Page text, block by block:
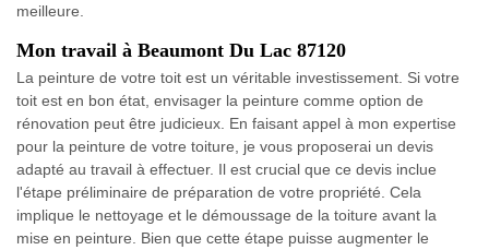
meilleure.
Mon travail à Beaumont Du Lac 87120
La peinture de votre toit est un véritable investissement. Si votre
toit est en bon état, envisager la peinture comme option de
rénovation peut être judicieux. En faisant appel à mon expertise
pour la peinture de votre toiture, je vous proposerai un devis
adapté au travail à effectuer. Il est crucial que ce devis inclue
l'étape préliminaire de préparation de votre propriété. Cela
implique le nettoyage et le démoussage de la toiture avant la
mise en peinture. Bien que cette étape puisse augmenter le